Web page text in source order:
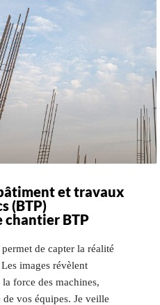
et travaux
(BTP)
chantier BTP
de capter la réalité
images révèlent
force des machines,
vos équipes. Je veille